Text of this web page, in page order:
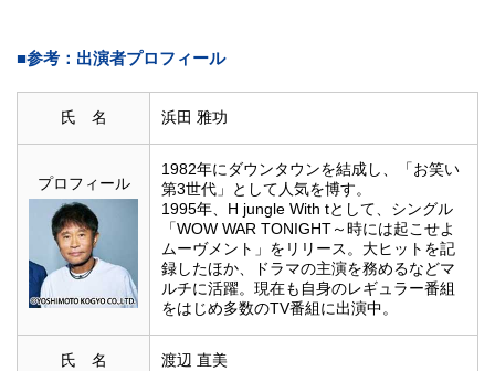
■参考：出演者プロフィール
氏 名 浜田 雅功
プロフィール
1982年にダウンタウンを結成し、「お笑い
第3世代」として人気を博す。
1995年、H jungle With tとして、シングル
「WOW WAR TONIGHT～時には起こせよ
ムーヴメント」をリリース。大ヒットを記
録したほか、ドラマの主演を務めるなどマ
ルチに活躍。現在も自身のレギュラー番組
をはじめ多数のTV番組に出演中。
氏 名 渡辺 直美